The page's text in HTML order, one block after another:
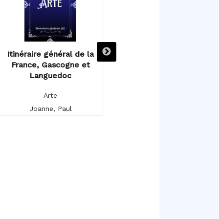
Itinéraire général de la
France, Gascogne et
Languedoc
Arte
Joanne, Paul
historique et artistique de